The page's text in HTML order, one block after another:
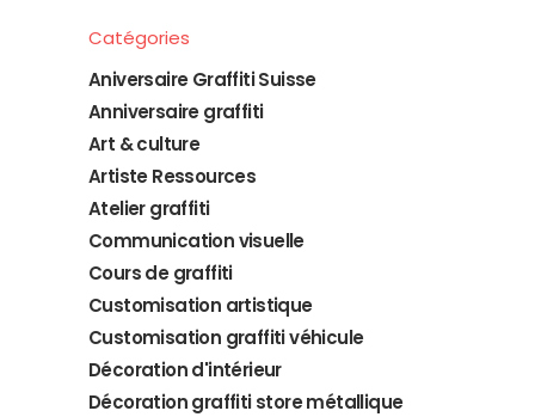
Catégories
Aniversaire Graffiti Suisse
Anniversaire graffiti
Art & culture
Artiste Ressources
Atelier graffiti
Communication visuelle
Cours de graffiti
Customisation artistique
Customisation graffiti véhicule
Décoration d'intérieur
Décoration graffiti store métallique